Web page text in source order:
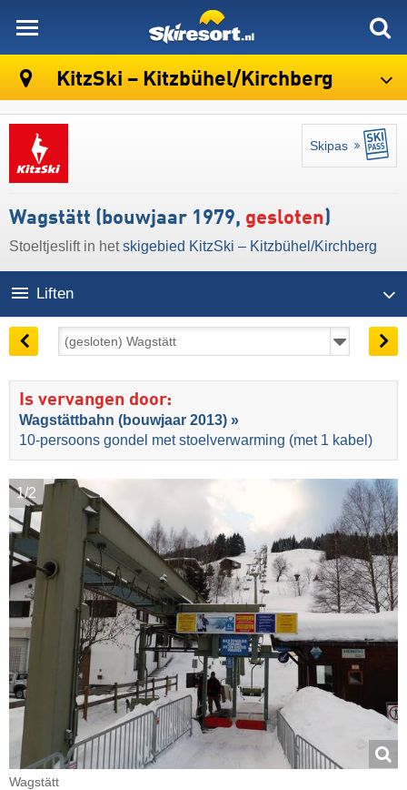
KitzSki – Kitzbühel/​Kirchberg
Skipas
Wagstätt (bouwjaar 1979, gesloten)
Stoeltjeslift in hetskigebied KitzSki – Kitzbühel/​Kirchberg
Liften
Is vervangen door:
Wagstättbahn (bouwjaar 2013) »
10-persoons gondel met stoelverwarming (met 1 kabel)
1/2
Wagstätt